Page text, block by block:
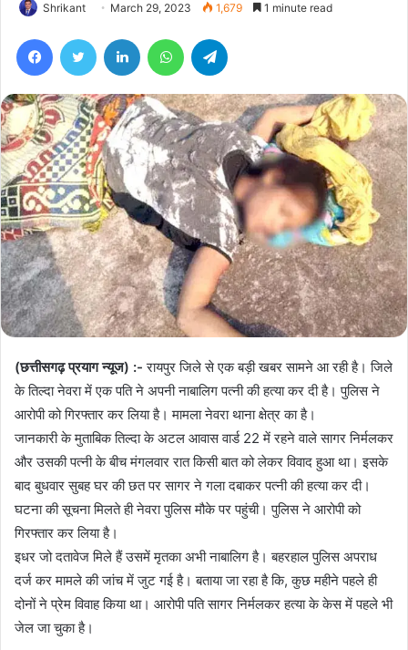
Shrikant March 29, 2023 1,679 1 minute read
(छत्तीसगढ़ प्रयाग न्यूज) :- रायपुर जिले से एक बड़ी खबर सामने आ रही है। जिले
के तिल्दा नेवरा में एक पति ने अपनी नाबालिग पत्नी की हत्या कर दी है। पुलिस ने
आरोपी को गिरफ्तार कर लिया है। मामला नेवरा थाना क्षेत्र का है।
जानकारी के मुताबिक तिल्दा के अटल आवास वार्ड 22 में रहने वाले सागर निर्मलकर
और उसकी पत्नी के बीच मंगलवार रात किसी बात को लेकर विवाद हुआ था। इसके
बाद बुधवार सुबह घर की छत पर सागर ने गला दबाकर पत्नी की हत्या कर दी।
घटना की सूचना मिलते ही नेवरा पुलिस मौके पर पहुंची। पुलिस ने आरोपी को
गिरफ्तार कर लिया है।
इधर जो दतावेज मिले हैं उसमें मृतका अभी नाबालिग है। बहरहाल पुलिस अपराध
दर्ज कर मामले की जांच में जुट गई है। बताया जा रहा है कि, कुछ महीने पहले ही
दोनों ने प्रेम विवाह किया था। आरोपी पति सागर निर्मलकर हत्या के केस में पहले भी
जेल जा चुका है।